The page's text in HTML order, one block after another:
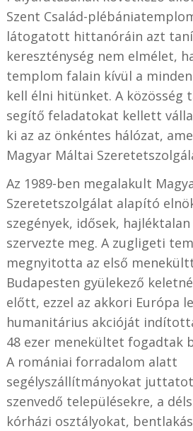
Szent Család-
látogatott hittanóráin azt
kereszténység nem elmélet,
templom falain kívül a
kell élni hitünket. A közösség
segítő feladatokat kellett
ki az az önkéntes hálózat,
Magyar Máltai
Az 1989-ben megalakult
Szeretetszolgálat alapító
szegények, idősek,
szervezte meg. A zugligeti
megnyitotta az első
Budapesten gyülekező
előtt, ezzel az akkori Európa
humanitárius akcióját
48 ezer menekültet fogadtak
A romániai forradalom alatt
segélyszállítmányokat
szenvedő településekre, a
kórházi osztályokat,